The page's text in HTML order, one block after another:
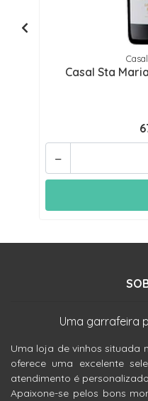
Casal Sta
-
Uma garrafeira
Uma loja de vinhos situada
oferece uma excelente
atendimento é
Apaixone-se pelos bons